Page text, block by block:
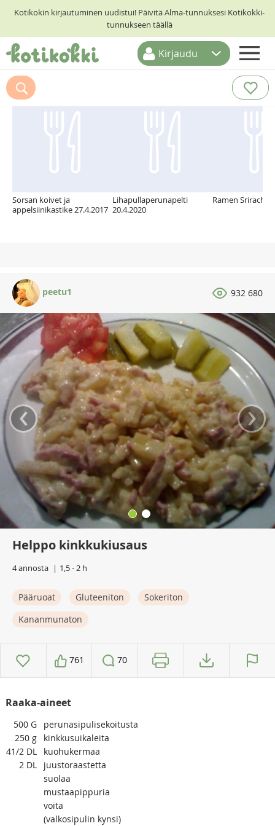
Kotikokin kirjautuminen uudistui! Päivitä Alma-tunnuksesi Kotikokki-
tunnukseen täällä
ETUSIVU
RESEPTIHAKU
Kirjaudu
Suosittelemme myös
Sorsan koivet ja
appelsiinikastike 27.4.2017
Lihapullaperunapelti
20.4.2020
Ramen
peetu1 932 680
‹ ›
Helppo kinkkukiusaus
4 annosta 1,5 - 2 h
Pääruoat Gluteeniton
Sokeriton
Kananmunaton
761 70
Raaka-aineet
500 G
perunasipulisekoitusta
250 g
kinkkusuikaleita
41/2 DL
kuohukermaa
2 DL
juustoraastetta
suolaa
mustaapippuria
voita
(valkosipulin kynsi)